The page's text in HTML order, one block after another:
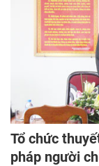
Tổ chức
pháp người